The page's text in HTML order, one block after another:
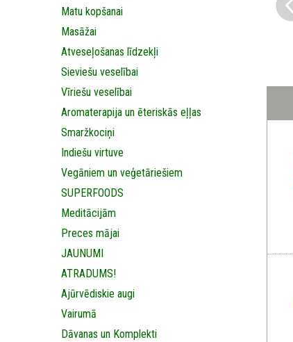
Matu kopšanai
Masāžai
Аtveseļošanas līdzekļi
Sieviešu veselībai
Vīriešu veselībai
Aromaterapija un ēteriskās eļļas
Smaržkociņi
Indiešu virtuve
Vegāniem un veģetāriešiem
SUPERFOODS
Meditācijām
Preces mājai
JAUNUMI
ATRADUMS!
Ajūrvēdiskie augi
Vairumā
Dāvanas un Komplekti